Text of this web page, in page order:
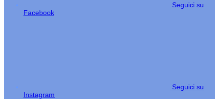
Seguici su
Facebook
Seguici su
Instagram